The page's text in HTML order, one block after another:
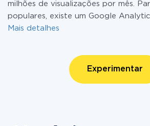
milhões de visualizações por mês.
populares, existe um Google
Mais detalhes
Experimentar